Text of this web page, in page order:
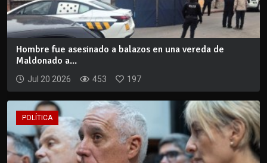
Hombre fue asesinado a balazos en una vereda de
Maldonado a...
Jul 20 2026 453 197
POLÍTICA